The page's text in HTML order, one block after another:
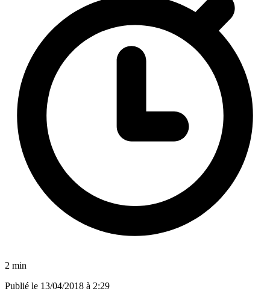
2 min
Publié le 13/04/2018 à 2:29